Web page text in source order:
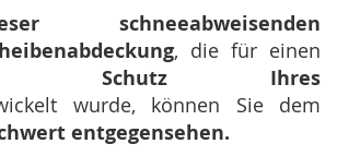
schneeabweisenden
, die für einen
Schutz Ihres
wurde, können Sie dem
entgegensehen.